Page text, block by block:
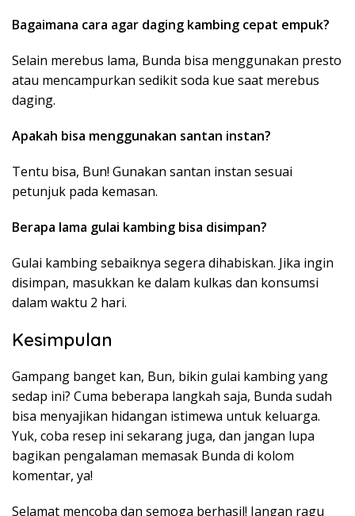
Bagaimana cara agar daging kambing cepat empuk?
Selain merebus lama, Bunda bisa menggunakan presto
atau mencampurkan sedikit soda kue saat merebus
daging.
Apakah bisa menggunakan santan instan?
Tentu bisa, Bun! Gunakan santan instan sesuai
petunjuk pada kemasan.
Berapa lama gulai kambing bisa disimpan?
Gulai kambing sebaiknya segera dihabiskan. Jika ingin
disimpan, masukkan ke dalam kulkas dan konsumsi
dalam waktu 2 hari.
Kesimpulan
Gampang banget kan, Bun, bikin gulai kambing yang
sedap ini? Cuma beberapa langkah saja, Bunda sudah
bisa menyajikan hidangan istimewa untuk keluarga.
Yuk, coba resep ini sekarang juga, dan jangan lupa
bagikan pengalaman memasak Bunda di kolom
komentar, ya!
Selamat mencoba dan semoga berhasil! Jangan ragu